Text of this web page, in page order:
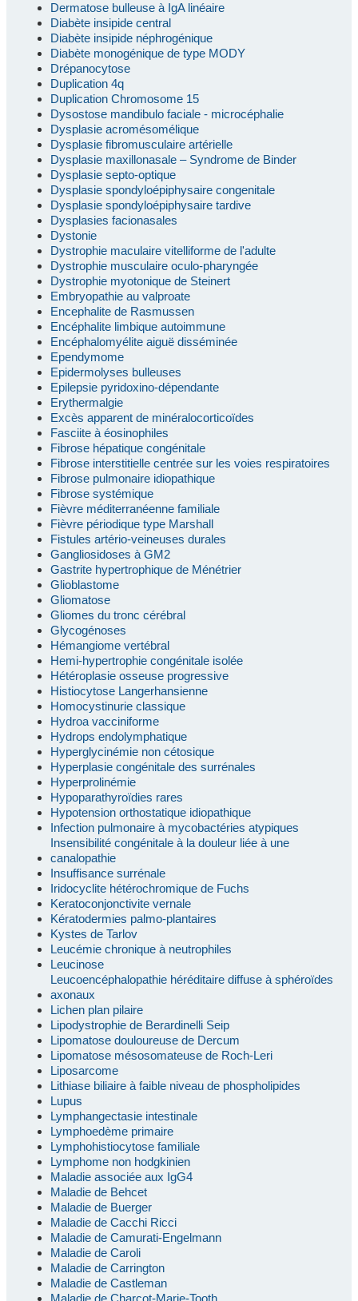
Dermatose bulleuse à IgA linéaire
Diabète insipide central
Diabète insipide néphrogénique
Diabète monogénique de type MODY
Drépanocytose
Duplication 4q
Duplication Chromosome 15
Dysostose mandibulo faciale - microcéphalie
Dysplasie acromésomélique
Dysplasie fibromusculaire artérielle
Dysplasie maxillonasale – Syndrome de Binder
Dysplasie septo-optique
Dysplasie spondyloépiphysaire congenitale
Dysplasie spondyloépiphysaire tardive
Dysplasies facionasales
Dystonie
Dystrophie maculaire vitelliforme de l'adulte
Dystrophie musculaire oculo-pharyngée
Dystrophie myotonique de Steinert
Embryopathie au valproate
Encephalite de Rasmussen
Encéphalite limbique autoimmune
Encéphalomyélite aiguë disséminée
Ependymome
Epidermolyses bulleuses
Epilepsie pyridoxino-dépendante
Erythermalgie
Excès apparent de minéralocorticoïdes
Fasciite à éosinophiles
Fibrose hépatique congénitale
Fibrose interstitielle centrée sur les voies respiratoires
Fibrose pulmonaire idiopathique
Fibrose systémique
Fièvre méditerranéenne familiale
Fièvre périodique type Marshall
Fistules artério-veineuses durales
Gangliosidoses à GM2
Gastrite hypertrophique de Ménétrier
Glioblastome
Gliomatose
Gliomes du tronc cérébral
Glycogénoses
Hémangiome vertébral
Hemi-hypertrophie congénitale isolée
Hétéroplasie osseuse progressive
Histiocytose Langerhansienne
Homocystinurie classique
Hydroa vacciniforme
Hydrops endolymphatique
Hyperglycinémie non cétosique
Hyperplasie congénitale des surrénales
Hyperprolinémie
Hypoparathyroïdies rares
Hypotension orthostatique idiopathique
Infection pulmonaire à mycobactéries atypiques
Insensibilité congénitale à la douleur liée à une
canalopathie
Insuffisance surrénale
Iridocyclite hétérochromique de Fuchs
Keratoconjonctivite vernale
Kératodermies palmo-plantaires
Kystes de Tarlov
Leucémie chronique à neutrophiles
Leucinose
Leucoencéphalopathie héréditaire diffuse à sphéroïdes
axonaux
Lichen plan pilaire
Lipodystrophie de Berardinelli Seip
Lipomatose douloureuse de Dercum
Lipomatose mésosomateuse de Roch-Leri
Liposarcome
Lithiase biliaire à faible niveau de phospholipides
Lupus
Lymphangectasie intestinale
Lymphoedème primaire
Lymphohistiocytose familiale
Lymphome non hodgkinien
Maladie associée aux IgG4
Maladie de Behcet
Maladie de Buerger
Maladie de Cacchi Ricci
Maladie de Camurati-Engelmann
Maladie de Caroli
Maladie de Carrington
Maladie de Castleman
Maladie de Charcot-Marie-Tooth